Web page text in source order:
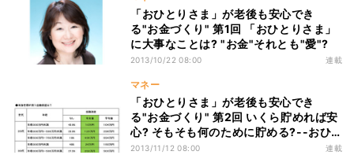
「おひとりさま」が老後も安心でき
る"お金づくり" 第1回 「おひとりさま」
に大事なことは? "お金"それとも"愛"?
2013/10/22 08:00 連載
マネー
「おひとりさま」が老後も安心でき
る"お金づくり" 第2回 いくら貯めれば安
心? そもそも何のために貯める?--おひ
とりさまの貯蓄目標
2013/11/12 08:00 連載